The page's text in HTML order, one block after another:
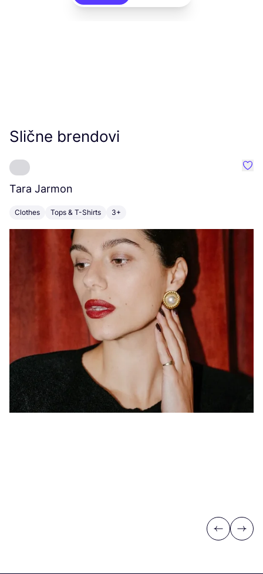
Slične brendovi
Tara Jarmon
Clothes Tops & T-Shirts 3+
Previous
Next